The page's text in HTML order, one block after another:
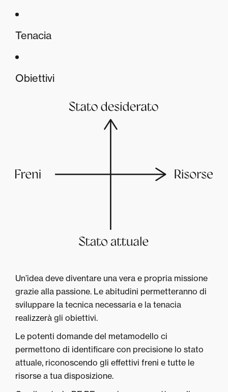
Tenacia
Obiettivi
Un’idea deve diventare una vera e propria missione
grazie alla passione. Le abitudini permetteranno di
sviluppare la tecnica necessaria e la tenacia
realizzerà gli obiettivi.
Le potenti domande del metamodello ci
permettono di identificare con precisione lo stato
attuale, riconoscendo gli effettivi freni e tutte le
risorse a tua disposizione.